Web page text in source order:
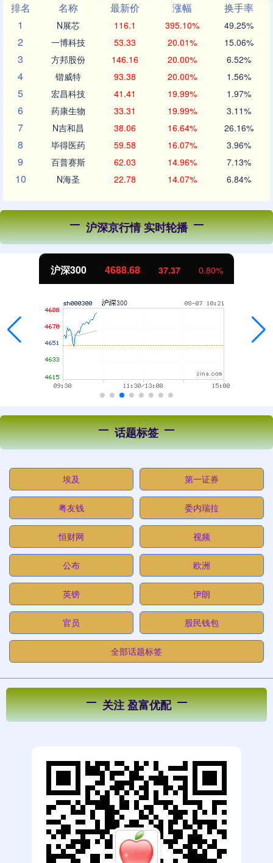
排名
名称 最新价 涨幅
换手率
1
N展芯 116.1 395.10% 49.25%
2 一博科技 53.33 20.01% 15.06%
3 方邦股份 146.16 20.00% 6.52%
4 锴威特 93.38 20.00% 1.56%
5 宏昌科技 41.41 19.99% 1.97%
6 药康生物 33.31 19.99% 3.11%
7 N吉和昌 38.06 16.64% 26.16%
8 毕得医药 59.58 16.07% 3.96%
9 百普赛斯 62.03 14.96% 7.13%
10 N海圣 22.78 14.07% 6.84%
沪深京行情 实时轮播
北证50 1120.17 -2.71
话题标签
埃及 第一证券
粤友钱 委内瑞拉
恒财网 视频
公布 欧洲
英镑 伊朗
官员 股民钱包
全部话题标签
关注 盈富优配